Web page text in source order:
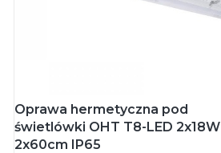
Oprawa hermetyczna pod
świetlówki OHT T8-LED 2x18W
2x60cm IP65